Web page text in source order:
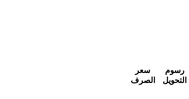
سعر
الصرف
رسوم
التحويل